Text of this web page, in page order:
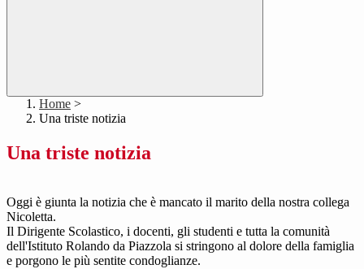
Home >
Una triste notizia
Una triste notizia
Oggi è giunta la notizia che è mancato il marito della nostra collega
Nicoletta.
Il Dirigente Scolastico, i docenti, gli studenti e tutta la comunità
dell'Istituto Rolando da Piazzola si stringono al dolore della famiglia
e porgono le più sentite condoglianze.